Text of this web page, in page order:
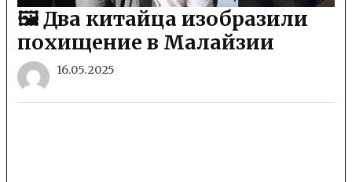
🖼 Два китайца изобразили
похищение в Малайзии
16.05.2025